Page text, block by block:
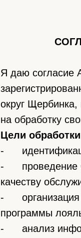
Я даю
округ
на обработку
Цели
-
- проведение
качеству
- организация
программы
- анализ